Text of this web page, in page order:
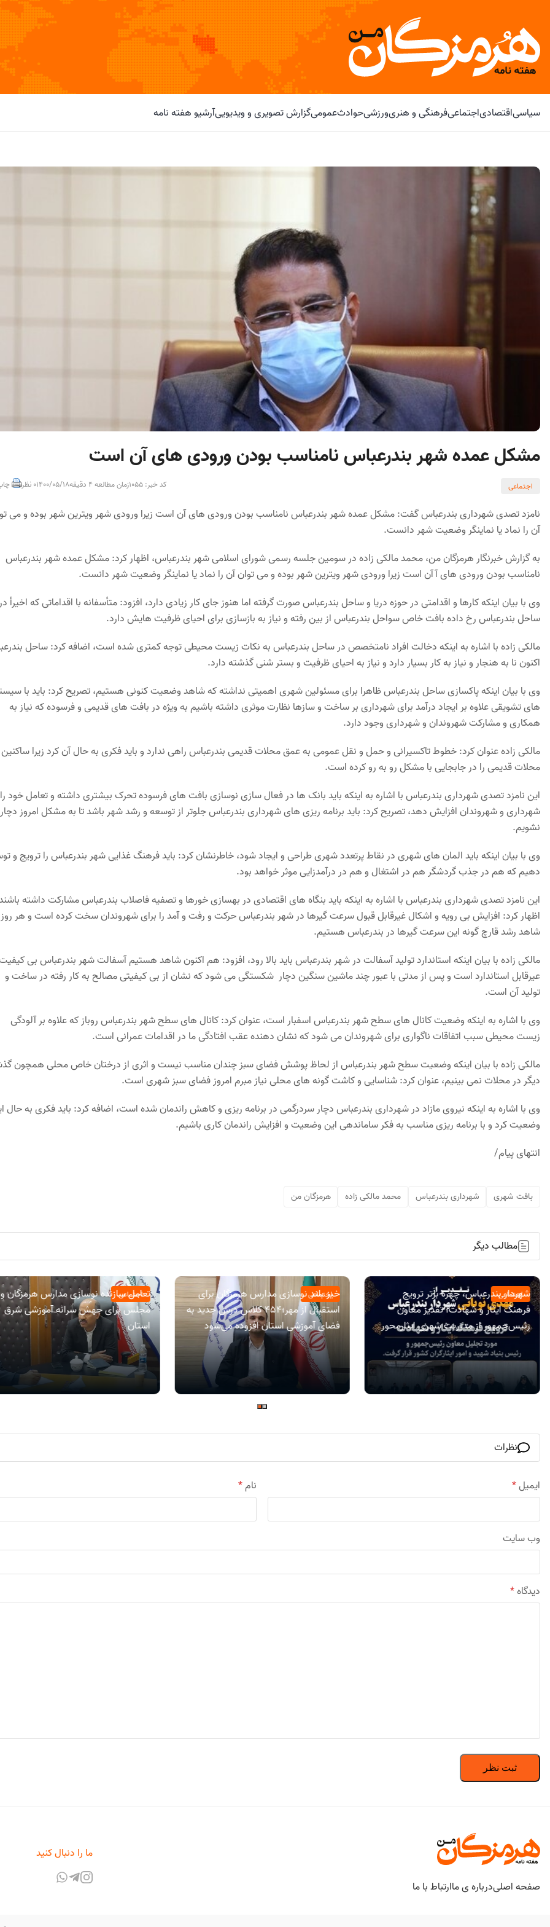
سیاسیاقتصادیاجتماعیفرهنگی و هنریورزشیحوادثعمومیگزارش تصویری و ویدیوییآرشیو هفته نامه
مشکل عمده شهر بندرعباس نامناسب بودن ورودی های آن است
اجتماعی کد خبر: 1055 زمان مطالعه 4 دقیقه 1400/05/180 نظر
نامزد تصدی شهرداری بندرعباس گفت: مشکل عمده شهر بندرعباس نامناسب بودن ورودی های آن است زیرا ورودی شهر ویترین شهر بوده و می
آن را نماد یا نماینگر وضعیت شهر دانست.
به گزارش خبرنگار هرمزگان من، محمد مالکی زاده در سومین جلسه رسمی شورای اسلامی شهر بندرعباس، اظهار کرد: مشکل عمده شهر بندرعباس
نامناسب بودن ورودی های آآن است زیرا ورودی شهر ویترین شهر بوده و می توان آن را نماد یا نماینگر وضعیت شهر دانست.
وی با بیان اینکه کارها و اقدامتی در حوزه دریا و ساحل بندرعباس صورت گرفته اما هنوز جای کار زیادی دارد، افزود: متأسفانه با اقداماتی که اخیرأ
ساحل بندرعباس رخ داده بافت خاص سواحل بندرعباس از بین رفته و نیاز به بازسازی برای احیای ظرفیت هایش دارد.
مالکی زاده با اشاره به اینکه دخالت افراد نامتخصص در ساحل بندرعباس به نکات زیست محیطی توجه کمتری شده است، اضافه کرد: ساحل
اکنون نا به هنجار و نیاز به کار بسیار دارد و نیاز به احیای ظرفیت و بستر شنی گذشته دارد.
وی با بیان اینکه پاکسازی ساحل بندرعباس ظاهرا برای مسئولین شهری اهمیتی نداشته که شاهد وضعیت کنونی هستیم، تصریح کرد: باید با
های تشویقی علاوه بر ایجاد درآمد برای شهرداری بر ساخت و سازها نظارت موثری داشته باشیم به ویژه در بافت های قدیمی و فرسوده که نیاز به
همکاری و مشارکت شهروندان و شهرداری وجود دارد.
مالکی زاده عنوان کرد: خطوط تاکسیرانی و حمل و نقل عمومی به عمق محلات قدیمی بندرعباس راهی ندارد و باید فکری به حال آن کرد زیرا ساکنین
محلات قدیمی را در جابجایی با مشکل رو به رو کرده است.
این نامزد تصدی شهرداری بندرعباس با اشاره به اینکه باید بانک ها در فعال سازی نوسازی بافت های فرسوده تحرک بیشتری داشته و تعامل خود را
شهرداری و شهروندان افزایش دهد، تصریح کرد: باید برنامه ریزی های شهرداری بندرعباس جلوتر از توسعه و رشد شهر باشد تا به مشکل امروز دچار
نشویم.
وی با بیان اینکه باید المان های شهری در نقاط پرتعدد شهری طراحی و ایجاد شود، خاطرنشان کرد: باید فرهنگ غذایی شهر بندرعباس را ترویج و
دهیم که هم در جذب گردشگر هم در اشتغال و هم در درآمدزایی موثر خواهد بود.
این نامزد تصدی شهرداری بندرعباس با اشاره به اینکه باید بنگاه های اقتصادی در بهسازی خورها و تصفیه فاصلاب بندرعباس مشارکت داشته
اظهار کرد: افزایش بی رویه و اشکال غیرقابل قبول سرعت گیرها در شهر بندرعباس حرکت و رفت و آمد را برای شهروندان سخت کرده است و هر روز
شاهد رشد قارچ گونه این سرعت گیرها در بندرعباس هستیم.
مالکی زاده با بیان اینکه استاندارد تولید آسفالت در شهر بندرعباس باید بالا رود، افزود: هم اکنون شاهد هستیم آسفالت شهر بندرعباس بی
عیرقابل استاندارد است و پس از مدتی با عبور چند ماشین سنگین دچار شکستگی می شود که نشان از بی کیفیتی مصالح به کار رفته در ساخت و
تولید آن است.
وی با اشاره به اینکه وضعیت کانال های سطح شهر بندرعباس اسفبار است، عنوان کرد: کانال های سطح شهر بندرعباس روباز که علاوه بر آلودگی
زیست محیطی سبب اتفاقات ناگواری برای شهروندان می شود که نشان دهنده عقب افتادگی ما در اقدامات عمرانی است.
مالکی زاده با بیان اینکه وضعیت سطح شهر بندرعباس از لحاظ پوشش فضای سبز چندان مناسب نیست و اثری از درختان خاص محلی همچون
دیگر در محلات نمی بینیم، عنوان کرد: شناسایی و کاشت گونه های محلی نیاز مبرم امروز فضای سبز شهری است.
وی با اشاره به اینکه نیروی مازاد در شهرداری بندرعباس دچار سردرگمی در برنامه ریزی و کاهش راندمان شده است، اضافه کرد: باید فکری به حال
وضعیت کرد و با برنامه ریزی مناسب به فکر ساماندهی این وضعیت و افزایش راندمان کاری باشیم.
انتهای پیام/
بافت شهری شهرداری بندرعباس محمد مالکی زاده هرمزگان من
مطالب دیگر
اجتماعی
تعامل سازنده نوسازی مدارس هرمزگان و
مجلس برای جهش سرانه آموزشی شرق
استان
اجتماعی
خیز بلند نوسازی مدارس هرمزگان برای
استقبال از مهر؛۴۵۴ کلاس درس جدید به
فضای آموزشی استان افزوده می‌شود
اجتماعی
شهردار بندرعباس، چهره برتر ترویج
فرهنگ ایثار و شهادت؛ تقدیر معاون
رئیس‌جمهور از مدیریت شهری ایثارمحور
نظرات
نام* ایمیل*
وب‌ سایت
دیدگاه*
صفحه اصلیدرباره ی ماارتباط با ما
ما را دنبال کنید